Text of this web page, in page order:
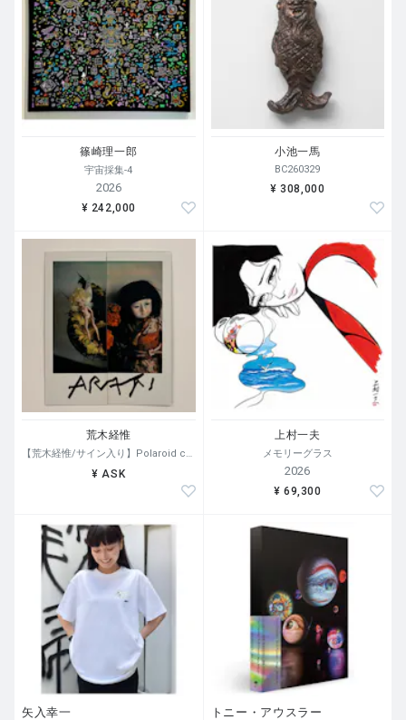
篠崎理一郎
宇宙採集-4
2026
¥ 242,000
小池一馬
BC260329
¥ 308,000
荒木経惟
【荒木経惟/サイン入り】Polaroid collage
¥ ASK
上村一夫
メモリーグラス
2026
¥ 69,300
矢入幸一 トニー・アウスラー